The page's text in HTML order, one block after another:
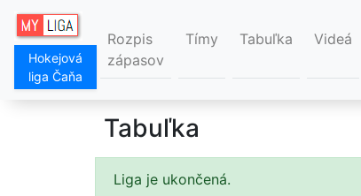
Hokejová
liga Čaňa
Rozpis
zápasov
Tímy Tabuľka Videá
Tabuľka
Liga je ukončená.